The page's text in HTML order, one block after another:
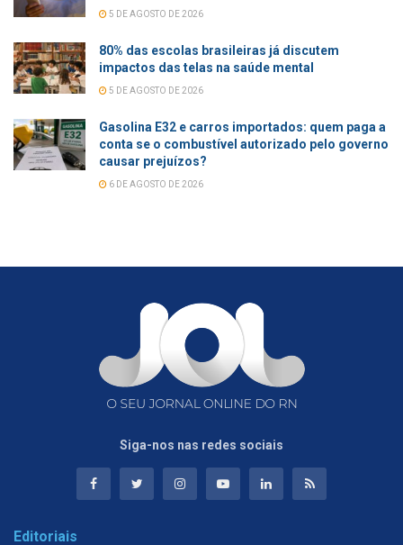
5 DE AGOSTO DE 2026
80% das escolas brasileiras já discutem
impactos das telas na saúde mental
5 DE AGOSTO DE 2026
Gasolina E32 e carros importados: quem paga a
conta se o combustível autorizado pelo governo
causar prejuízos?
6 DE AGOSTO DE 2026
Siga-nos nas redes sociais
Editoriais